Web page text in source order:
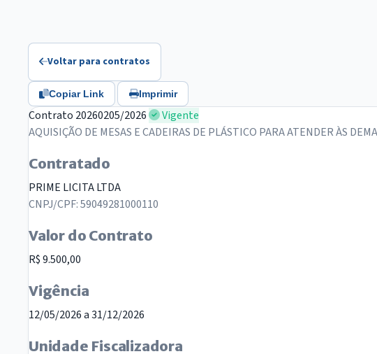
Voltar para contratos
Copiar Link Imprimir
Contrato 20260205/2026
Vigente
AQUISIÇÃO DE MESAS E CADEIRAS DE PLÁSTICO PARA ATENDER ÀS
Contratado
PRIME LICITA LTDA
CNPJ/CPF: 59049281000110
Valor do Contrato
R$ 9.500,00
Vigência
12/05/2026 a 31/12/2026
Unidade Fiscalizadora